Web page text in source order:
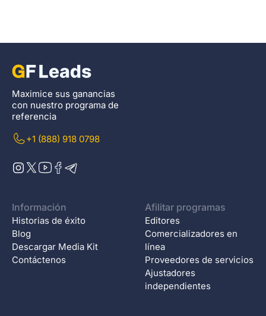
Maximice sus ganancias
con nuestro programa de
referencia
+1 (888) 918 0798
Información
Historias de éxito
Blog
Descargar Media Kit
Contáctenos
Afilitar programas
Editores
Comercializadores en
línea
Proveedores de servicios
Ajustadores
independientes